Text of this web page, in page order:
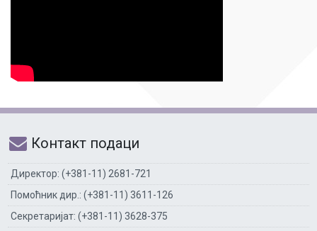
Контакт подаци
Директор: (+381-11) 2681-721
Помоћник дир.: (+381-11) 3611-126
Секретаријат: (+381-11) 3628-375